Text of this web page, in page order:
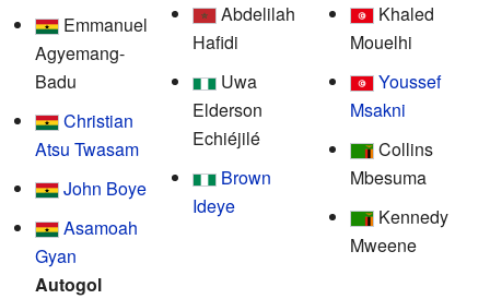
Emmanuel
Agyemang-
Badu
Christian
Atsu Twasam
John Boye
Asamoah
Gyan
Abdelilah
Hafidi
Uwa
Elderson
Echiéjilé
Brown
Ideye
Khaled
Mouelhi
Youssef
Msakni
Collins
Mbesuma
Kennedy
Mweene
Autogol